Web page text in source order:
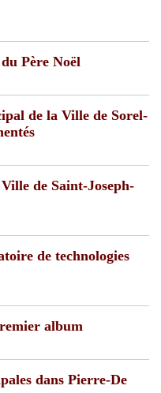
Père Noël
de la Ville de Sorel-
de Saint-Joseph-
de technologies
album
dans Pierre-De